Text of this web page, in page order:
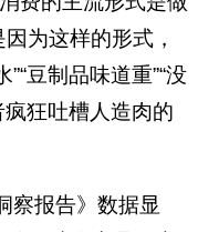
为这样的形式，
豆制品味道重”“没
疯狂吐槽人造肉的
察报告》数据显